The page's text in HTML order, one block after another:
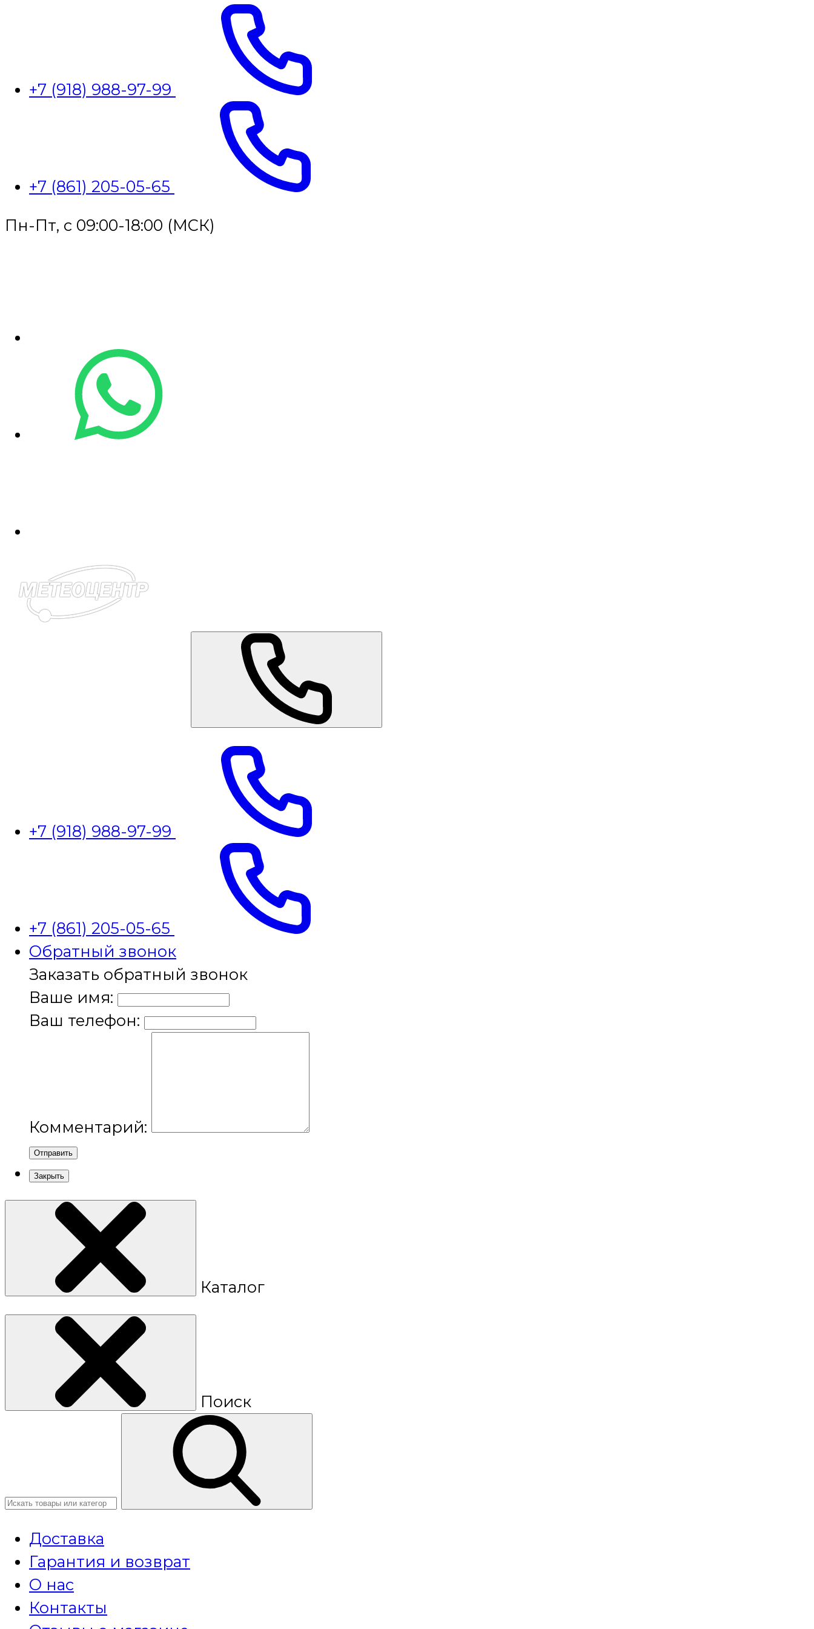
+7 (918) 988-97-99
+7 (861) 205-05-65
Пн-Пт, с 09:00-18:00 (МСК)
+7 (918) 988-97-99
+7 (861) 205-05-65
Обратный звонок
Заказать обратный звонок
Ваше имя:
Ваш телефон:
Комментарий:
Отправить
Закрыть
Каталог
Поиск
Доставка
Гарантия и возврат
О нас
Контакты